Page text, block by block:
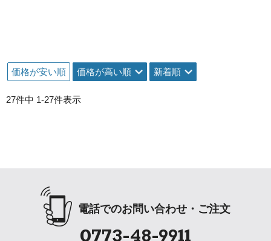
価格が安い順 価格が高い順 新着順
27件中 1-27件表示
電話でのお問い合わせ・ご注文